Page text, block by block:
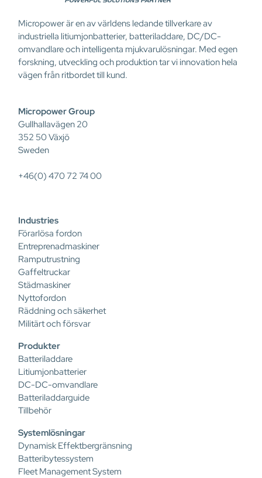
Micropower är en av världens ledande tillverkare av
industriella litiumjonbatterier, batteriladdare, DC/DC-
omvandlare och intelligenta mjukvarulösningar. Med egen
forskning, utveckling och produktion tar vi innovation hela
vägen från ritbordet till kund.
Micropower Group
Gullhallavägen 20
352 50 Växjö
Sweden
+46(0) 470 72 74 00
Industries
Förarlösa fordon
Entreprenadmaskiner
Ramputrustning
Gaffeltruckar
Städmaskiner
Nyttofordon
Räddning och säkerhet
Militärt och försvar
Produkter
Batteriladdare
Litiumjonbatterier
DC-DC-omvandlare
Batteriladdarguide
Tillbehör
Systemlösningar
Dynamisk Effektbergränsning
Batteribytessystem
Fleet Management System